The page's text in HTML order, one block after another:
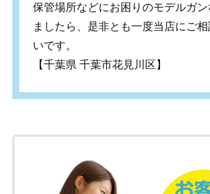
保管場所などにお困りのモデルガ
ましたら、是非とも一度当店にご
いです。
【千葉県 千葉市花見川区】